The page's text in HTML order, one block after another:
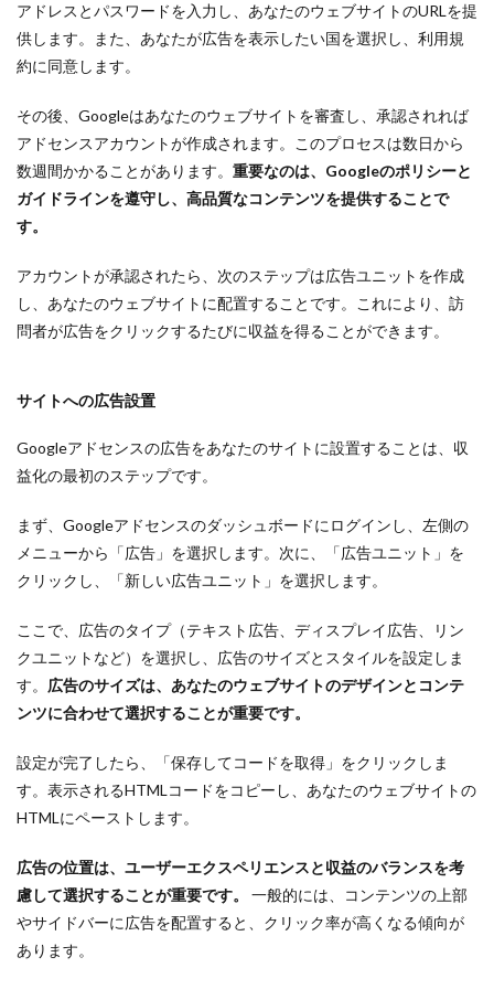
アドレスとパスワードを入力し、あなたのウェブサイトのURLを提
供します。また、あなたが広告を表示したい国を選択し、利用規
約に同意します。
その後、Googleはあなたのウェブサイトを審査し、承認されれば
アドセンスアカウントが作成されます。このプロセスは数日から
数週間かかることがあります。 重要なのは、Googleのポリシーと
ガイドラインを遵守し、高品質なコンテンツを提供することで
す。
アカウントが承認されたら、次のステップは広告ユニットを作成
し、あなたのウェブサイトに配置することです。これにより、訪
問者が広告をクリックするたびに収益を得ることができます。
サイトへの広告設置
Googleアドセンスの広告をあなたのサイトに設置することは、収
益化の最初のステップです。
まず、Googleアドセンスのダッシュボードにログインし、左側の
メニューから「広告」を選択します。次に、「広告ユニット」を
クリックし、「新しい広告ユニット」を選択します。
ここで、広告のタイプ（テキスト広告、ディスプレイ広告、リン
クユニットなど）を選択し、広告のサイズとスタイルを設定しま
す。 広告のサイズは、あなたのウェブサイトのデザインとコンテ
ンツに合わせて選択することが重要です。
設定が完了したら、「保存してコードを取得」をクリックしま
す。表示されるHTMLコードをコピーし、あなたのウェブサイトの
HTMLにペーストします。
広告の位置は、ユーザーエクスペリエンスと収益のバランスを考
慮して選択することが重要です。
一般的には、コンテンツの上部
やサイドバーに広告を配置すると、クリック率が高くなる傾向が
あります。